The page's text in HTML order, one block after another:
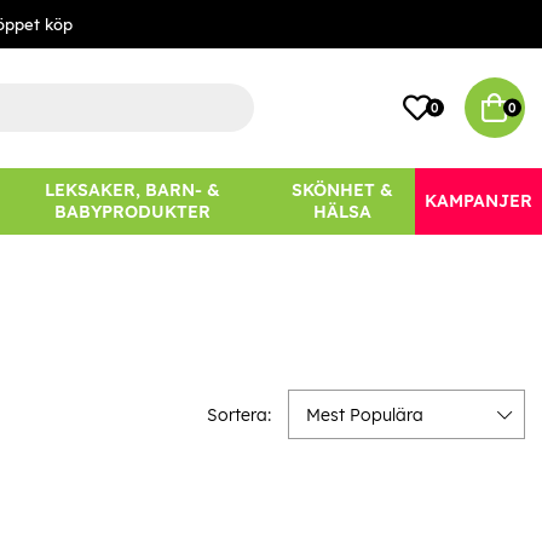
köp
0 0
LEKSAKER, BARN- &
BABYPRODUKTER
SKÖNHET &
HÄLSA
KAMPANJER
Sortera: Mest Populära